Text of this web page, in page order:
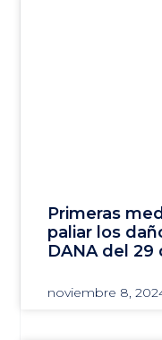
Primeras
paliar los
DANA del
noviembre 8,